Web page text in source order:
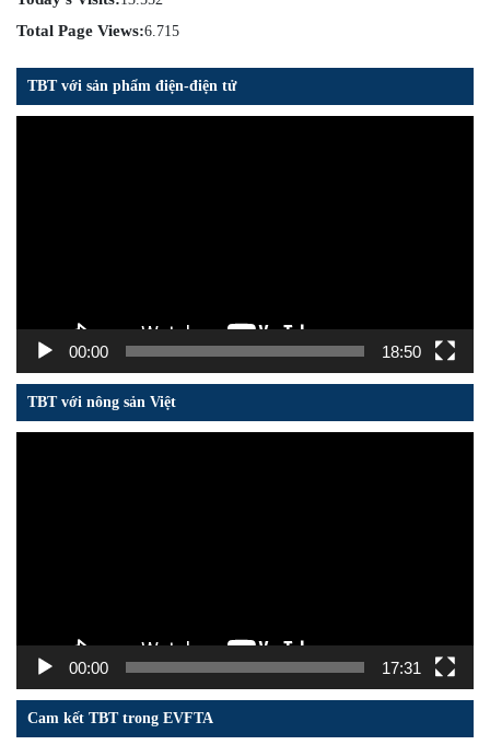
Total Page Views:6.715
TBT với sản phẩm điện-điện tử
00:00 18:50
TBT với nông sản Việt
00:00 17:31
Cam kết TBT trong EVFTA